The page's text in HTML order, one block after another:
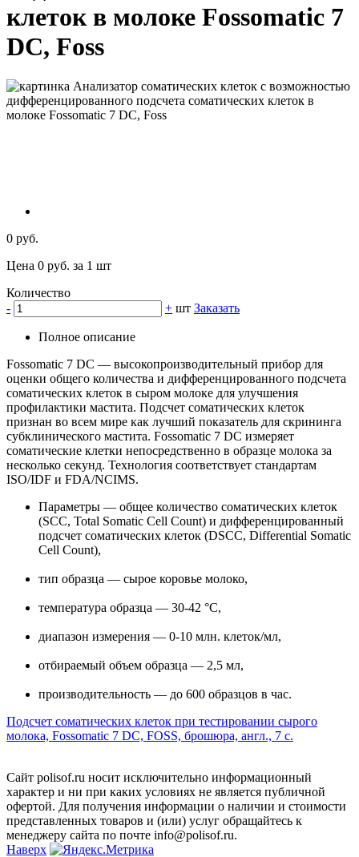
клеток в молоке Fossomatic 7
DC, Foss
0 руб.
Цена 0 руб. за 1 шт
Количество
-
+ шт Заказать
Полное описание
Fossomatic 7 DC — высокопроизводительный прибор для
оценки общего количества и дифференцированного подсчета
соматических клеток в сыром молоке для улучшения
профилактики мастита. Подсчет соматических клеток
признан во всем мире как лучший показатель для скрининга
субклинического мастита. Fossomatic 7 DC измеряет
соматические клетки непосредственно в образце молока за
несколько секунд. Технология соответствует стандартам
ISO/IDF и FDA/NCIMS.
Параметры — общее количество соматических клеток
(SCC, Total Somatic Cell Count) и дифференцированный
подсчет соматических клеток (DSCC, Differential Somatic
Cell Count),
тип образца — сырое коровье молоко,
температура образца — 30-42 °C,
диапазон измерения — 0-10 млн. клеток/мл,
отбираемый объем образца — 2,5 мл,
производительность — до 600 образцов в час.
Подсчет соматических клеток при тестировании сырого
молока, Fossomatic 7 DC, FOSS, брошюра, англ., 7 с.
Сайт polisof.ru носит исключительно информационный
характер и ни при каких условиях не является публичной
офертой. Для получения информации о наличии и стоимости
представленных товаров и (или) услуг обращайтесь к
менеджеру сайта по почте info@polisof.ru.
Наверх